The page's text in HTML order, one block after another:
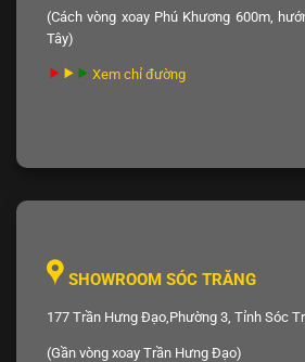
(Cách vòng xoay Phú Khương 600m,
Tây)
Xem chỉ đường
SHOWROOM SÓC TRĂNG
177 Trần Hưng Đạo,Phường 3, Tỉnh Sóc
(Gần vòng xoay Trần Hưng Đạo)